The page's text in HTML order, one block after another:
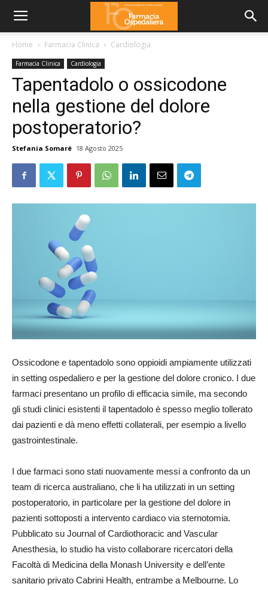
Home Farmacia Clinica Cardiologia
Farmacia Clinica Cardiologia
Tapentadolo o ossicodone
nella gestione del dolore
postoperatorio?
Stefania Somaré 18 Agosto 2025
Ossicodone e tapentadolo sono oppioidi ampiamente utilizzati
in setting ospedaliero e per la gestione del dolore cronico. I due
farmaci presentano un profilo di efficacia simile, ma secondo
gli studi clinici esistenti il tapentadolo è spesso meglio tollerato
dai pazienti e dà meno effetti collaterali, per esempio a livello
gastrointestinale.
I due farmaci sono stati nuovamente messi a confronto da un
team di ricerca australiano, che li ha utilizzati in un setting
postoperatorio, in particolare per la gestione del dolore in
pazienti sottoposti a intervento cardiaco via sternotomia.
Pubblicato su Journal of Cardiothoracic and Vascular
Anesthesia, lo studio ha visto collaborare ricercatori della
Facoltà di Medicina della Monash University e dell’ente
sanitario privato Cabrini Health, entrambe a Melbourne. Lo